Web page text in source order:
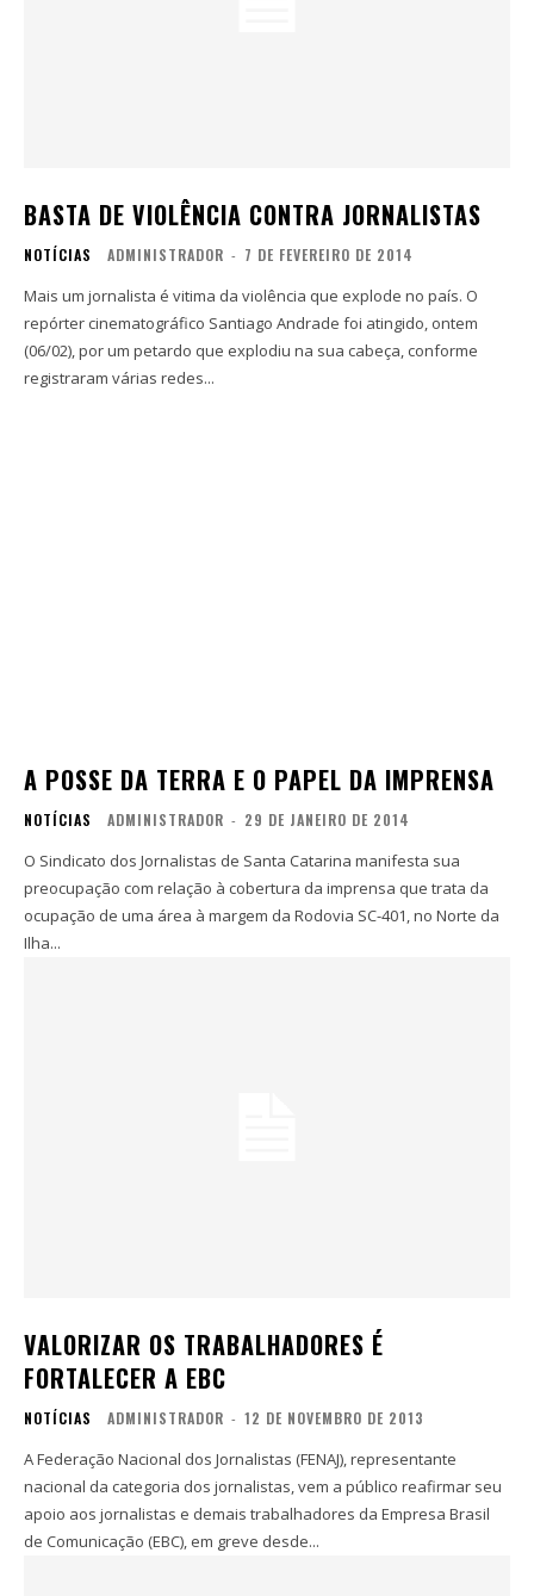
BASTA DE VIOLÊNCIA CONTRA JORNALISTAS
NOTÍCIAS ADMINISTRADOR - 7 DE FEVEREIRO DE 2014
Mais um jornalista é vitima da violência que explode no país. O
repórter cinematográfico Santiago Andrade foi atingido, ontem
(06/02), por um petardo que explodiu na sua cabeça, conforme
registraram várias redes...
A POSSE DA TERRA E O PAPEL DA IMPRENSA
NOTÍCIAS ADMINISTRADOR - 29 DE JANEIRO DE 2014
O Sindicato dos Jornalistas de Santa Catarina manifesta sua
preocupação com relação à cobertura da imprensa que trata da
ocupação de uma área à margem da Rodovia SC-401, no Norte da
Ilha...
VALORIZAR OS TRABALHADORES É
FORTALECER A EBC
NOTÍCIAS ADMINISTRADOR - 12 DE NOVEMBRO DE 2013
A Federação Nacional dos Jornalistas (FENAJ), representante
nacional da categoria dos jornalistas, vem a público reafirmar seu
apoio aos jornalistas e demais trabalhadores da Empresa Brasil
de Comunicação (EBC), em greve desde...